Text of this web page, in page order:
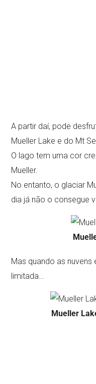
A partir daí, pode
Mueller Lake e do Mt
O lago tem uma cor
Mueller.
No entanto, o glaciar
dia já não o consegue
Mas quando as
limitada…
Mueller